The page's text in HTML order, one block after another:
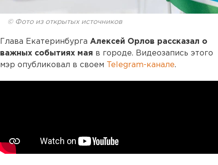
© Фото из открытых источников
Глава Екатеринбурга Алексей Орлов рассказал о
важных событиях мая в городе. Видеозапись этого
мэр опубликовал в своем
Telegram-канале.